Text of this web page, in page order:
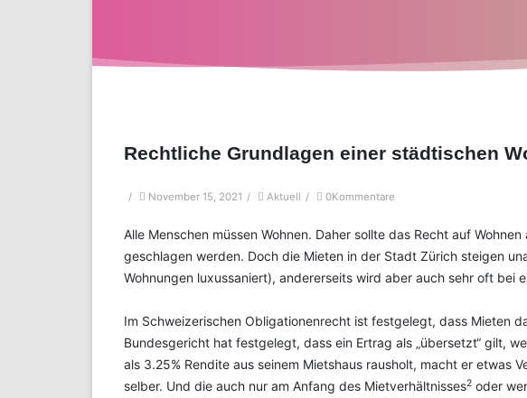
Rechtliche Grundlagen einer städtischen
/ November 15, 2021 / Aktuell / 0Kommentare
Alle Menschen müssen Wohnen. Daher sollte das Recht auf
geschlagen werden. Doch die Mieten in der Stadt Zürich steigen
Wohnungen luxussaniert), andererseits wird aber auch sehr oft bei
Im Schweizerischen Obligationenrecht ist festgelegt, dass Mieten
Bundesgericht hat festgelegt, dass ein Ertrag als „übersetzt“ gilt,
als 3.25% Rendite aus seinem Mietshaus rausholt, macht er etwas
selber. Und die auch nur am Anfang des Mietverhältnisses2 oder